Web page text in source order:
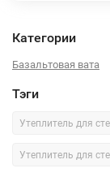
Категории
Базальтовая вата
Тэги
Утеплитель для
Утеплитель для